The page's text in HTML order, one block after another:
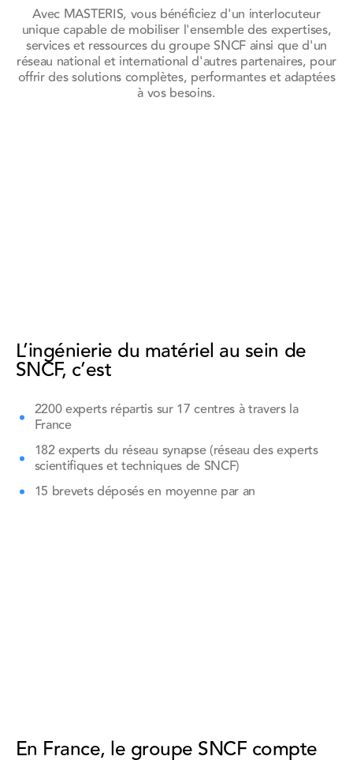
Avec MASTERIS, vous bénéficiez d'un interlocuteur
unique capable de mobiliser l'ensemble des expertises,
services et ressources du groupe SNCF ainsi que d'un
réseau national et international d'autres partenaires, pour
offrir des solutions complètes, performantes et adaptées
à vos besoins.
L’ingénierie du matériel au sein de
SNCF, c’est
2200 experts répartis sur 17 centres à travers la
France
182 experts du réseau synapse (réseau des experts
scientifiques et techniques de SNCF)
15 brevets déposés en moyenne par an
En France, le groupe SNCF compte